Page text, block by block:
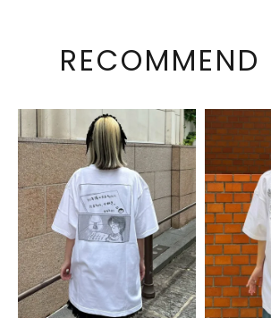
RECOMMEND